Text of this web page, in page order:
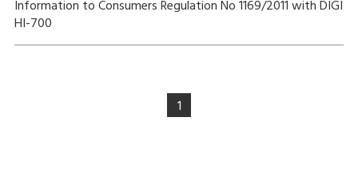
Information to Consumers Regulation No 1169/2011 with DIGI
HI-700
1